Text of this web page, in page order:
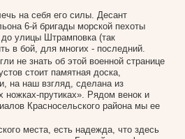
на себя его силы. Десант
6-й бригады морской пехоты
улицы Штрамповка (так
в бой, для многих - последний.
не знать об этой военной странице
стоит памятная доска,
на наш взгляд, сделана из
ножках-прутиках». Рядом венок и
Красносельского района мы ее
места, есть надежда, что здесь